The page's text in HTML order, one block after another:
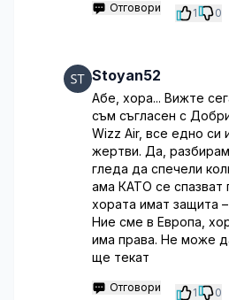
Отговори 1 0
Stoyan52
Абе, хора... Вижте
съм съгласен с
Wizz Air, все едно си
жертви. Да,
гледа да спечели
ама КАТО се спазват
хората имат защита
Ние сме в Европа,
има права. Не може
ще текат
Отговори 1 0